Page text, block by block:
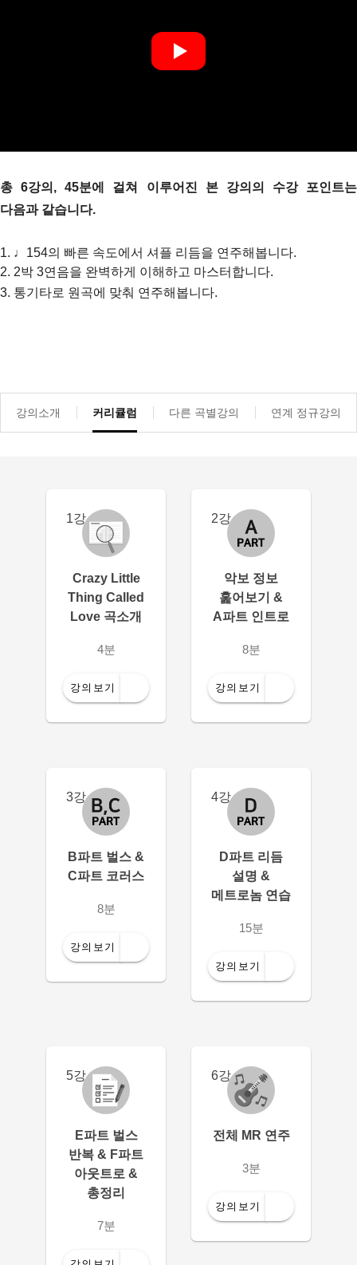
총 6강의, 45분에 걸 쳐 이루어진 본 강의의 수강 포인트는
다음과 같습니다.
1. ♩154의 빠른 속도에서 셔플 리듬을 연주해봅니다.
2. 2박 3연음을 완벽하게 이해하고 마스터합니다.
3. 통기타로 원곡에 맞춰 연주해봅니다.
강의소개 커리큘럼 다른 곡별강의 연계 정규강의
1강
Crazy Little
Thing Called
Love 곡소개
4분
강의보기
2강
악보 정보
훑어보기 &
A파트 인트로
8분
강의보기
3강
B파트 벌스 &
C파트 코러스
8분
강의보기
4강
D파트 리듬
설명 &
메트로놈 연습
15분
강의보기
5강
E파트 벌스
반복 & F파트
아웃트로 &
총정리
7분
6강
전체 MR 연주
3분
강의보기